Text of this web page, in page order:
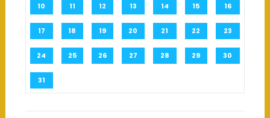
10 11 12 13 14 15 16
17 18 19 20 21 22 23
24 25 26 27 28 29 30
31